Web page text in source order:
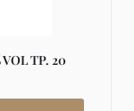
TP. 20